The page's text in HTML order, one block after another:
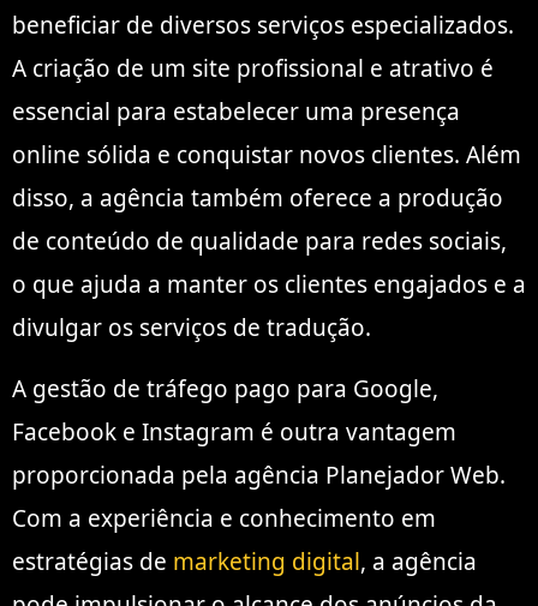
beneficiar de diversos serviços especializados.
A criação de um site profissional e atrativo é
essencial para estabelecer uma presença
online sólida e conquistar novos clientes. Além
disso, a agência também oferece a produção
de conteúdo de qualidade para redes sociais,
o que ajuda a manter os clientes engajados e a
divulgar os serviços de tradução.
A gestão de tráfego pago para Google,
Facebook e Instagram é outra vantagem
proporcionada pela agência Planejador Web.
Com a experiência e conhecimento em
estratégias de marketing digital, a agência